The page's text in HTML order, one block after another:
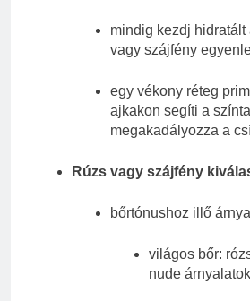
mindig kezdj
vagy szájfény
egy vékony réteg
ajkakon segíti a
megakadályozza a
Rúzs vagy szájfény
bőrtónushoz illő
világos bőr:
nude árnyalatok